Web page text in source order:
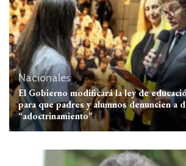
Nacionales
El Gobierno modificará la ley de
para que padres y alumnos denuncien a
“adoctrinamiento”